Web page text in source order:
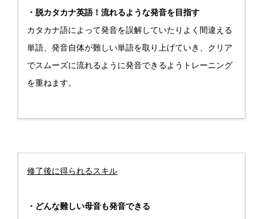
・脱カタカナ英語！流れるような発音を目指す
カタカナ語によって発音を誤解していたりよく間違える
単語、発音自体が難しい単語を取り上げていき、クリア
でスムーズに流れるように発音できるようトレーニング
を重ねます。
修了後に得られるスキル
・どんな難しい母音も発音できる